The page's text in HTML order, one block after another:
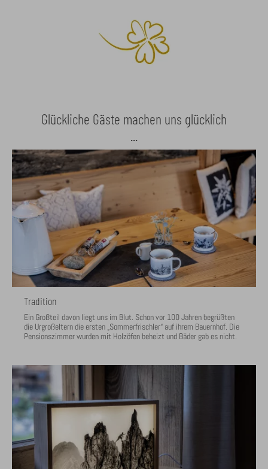
Glückliche Gäste machen uns glücklich
...
Tradition
Ein Großteil davon liegt uns im Blut. Schon vor 100 Jahren begrüßten
die Urgroßeltern die ersten „Sommerfrischler“ auf ihrem Bauernhof. Die
Pensionszimmer wurden mit Holzöfen beheizt und Bäder gab es nicht.